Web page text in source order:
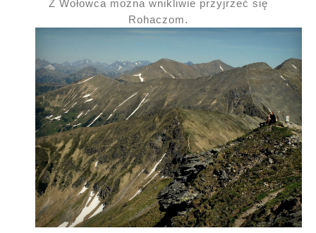
Z Wołowca można wnikliwie przyjrzeć się
Rohaczom.